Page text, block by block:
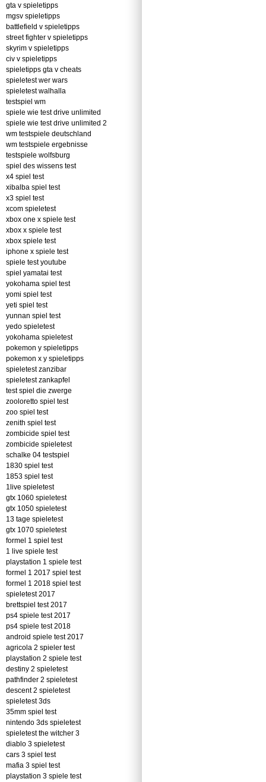
gta v spieletipps
mgsv spieletipps
battlefield v spieletipps
street fighter v spieletipps
skyrim v spieletipps
civ v spieletipps
spieletipps gta v cheats
spieletest wer wars
spieletest walhalla
testspiel wm
spiele wie test drive unlimited
spiele wie test drive unlimited 2
wm testspiele deutschland
wm testspiele ergebnisse
testspiele wolfsburg
spiel des wissens test
x4 spiel test
xibalba spiel test
x3 spiel test
xcom spieletest
xbox one x spiele test
xbox x spiele test
xbox spiele test
iphone x spiele test
spiele test youtube
spiel yamatai test
yokohama spiel test
yomi spiel test
yeti spiel test
yunnan spiel test
yedo spieletest
yokohama spieletest
pokemon y spieletipps
pokemon x y spieletipps
spieletest zanzibar
spieletest zankapfel
test spiel die zwerge
zooloretto spiel test
zoo spiel test
zenith spiel test
zombicide spiel test
zombicide spieletest
schalke 04 testspiel
1830 spiel test
1853 spiel test
1live spieletest
gtx 1060 spieletest
gtx 1050 spieletest
13 tage spieletest
gtx 1070 spieletest
formel 1 spiel test
1 live spiele test
playstation 1 spiele test
formel 1 2017 spiel test
formel 1 2018 spiel test
spieletest 2017
brettspiel test 2017
ps4 spiele test 2017
ps4 spiele test 2018
android spiele test 2017
agricola 2 spieler test
playstation 2 spiele test
destiny 2 spieletest
pathfinder 2 spieletest
descent 2 spieletest
spieletest 3ds
35mm spiel test
nintendo 3ds spieletest
spieletest the witcher 3
diablo 3 spieletest
cars 3 spiel test
mafia 3 spiel test
playstation 3 spiele test